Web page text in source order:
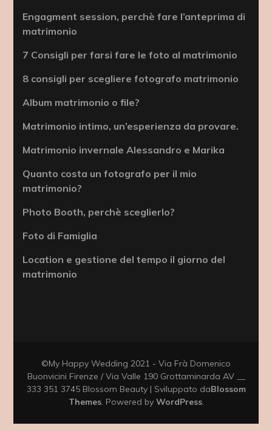
Engagment session, perchè fare l’anteprima di
matrimonio
7 Consigli per farsi fare le foto al matrimonio
8 consigli per scegliere fotografo matrimonio
Album matrimonio o file?
Matrimonio intimo, un’esperienza da provare.
Matrimonio invernale Alessandro e Marika
Quanto costa un fotografo per il mio
matrimonio?
Photo Booth, perchè sceglierlo?
Foto di Famiglia
Location e gestione del tempo il giorno del
matrimonio
©My Happy Wedding 2021 - Via Frà Domenico
Buonvicini Firenze / Via Valle 190 Grottaminarda AV __
333 351 3745 Blossom Beauty | Sviluppato daBlossom
Themes. Powered by WordPress.